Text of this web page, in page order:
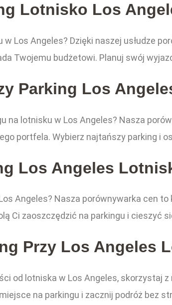
Lotnisko Los
Los Angeles? Dzięki naszej usłudze
Twojemu budżetowi. Planuj swój
Parking Los
na lotnisku w Los Angeles? Nasza
portfela. Wybierz najtańszy parking i
Los Angeles
Angeles? Nasza porównywarka cen
Ci zaoszczędzić na parkingu i cieszyć
Przy Los Angeles
od lotniska w Los Angeles, skorzystaj
miejsce na parkingu i zacznij podróż bez